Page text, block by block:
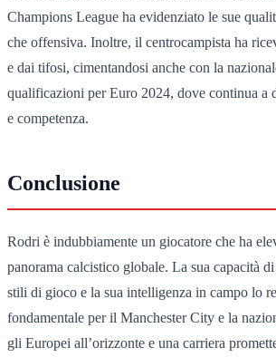
Champions League ha evidenziato le sue
che offensiva. Inoltre, il centrocampista ha
e dai tifosi, cimentandosi anche con la
qualificazioni per Euro 2024, dove continua a
e competenza.
Conclusione
Rodri è indubbiamente un giocatore che ha
panorama calcistico globale. La sua capacità
stili di gioco e la sua intelligenza in campo lo
fondamentale per il Manchester City e la
gli Europei all’orizzonte e una carriera